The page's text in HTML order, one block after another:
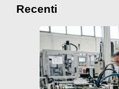
Recenti